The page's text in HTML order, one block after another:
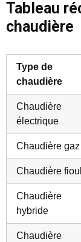
Tableau
chaudière
Type de
chaudière
Chaudière
électrique
Chaudière gaz
Chaudière fioul
Chaudière
hybride
Chaudière